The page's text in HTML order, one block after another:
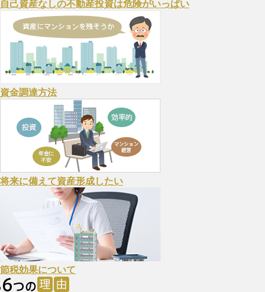
自己資産なしの不動産投資は危険がいっぱい
資金調達方法
将来に備えて資産形成したい
節税効果について